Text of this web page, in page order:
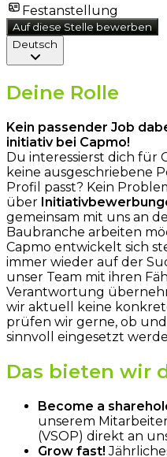
Festanstellung
Auf diese Stelle bewerben
Deutsch
Deine Rolle
Kein passender Job
initiativ bei Capmo!
Du interessierst dich für
keine ausgeschriebene
Profil passt? Kein
über I
gemeinsam mit uns an
Baubranche arbeiten
Capmo entwickelt sich
immer wieder auf der
unser Team mit ihren
Verantwortung
wir aktuell keine
prüfen wir gerne, ob
sinnvoll eingesetzt
Das bieten wir
Become a
unserem
(VSOP) direkt an
Grow fast!